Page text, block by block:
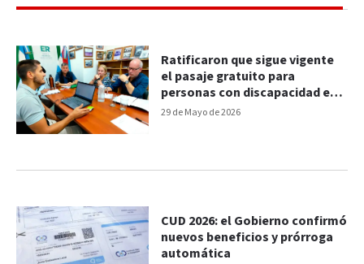
29 de Mayo de 2026
Ratificaron que sigue vigente
el pasaje gratuito para
personas con discapacidad en
Entre Ríos
CUD 2026: el Gobierno confirmó
nuevos beneficios y prórroga
automática